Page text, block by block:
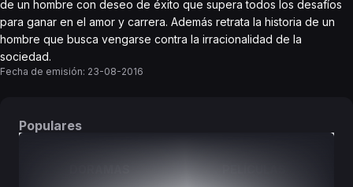
de un hombre con deseo de éxito que supera todos los desafíos
para ganar en el amor y carrera. Además retrata la historia de un
hombre que busca vengarse contra la irracionalidad de la
sociedad.
Fecha de emisión: 23-08-2016
Populares